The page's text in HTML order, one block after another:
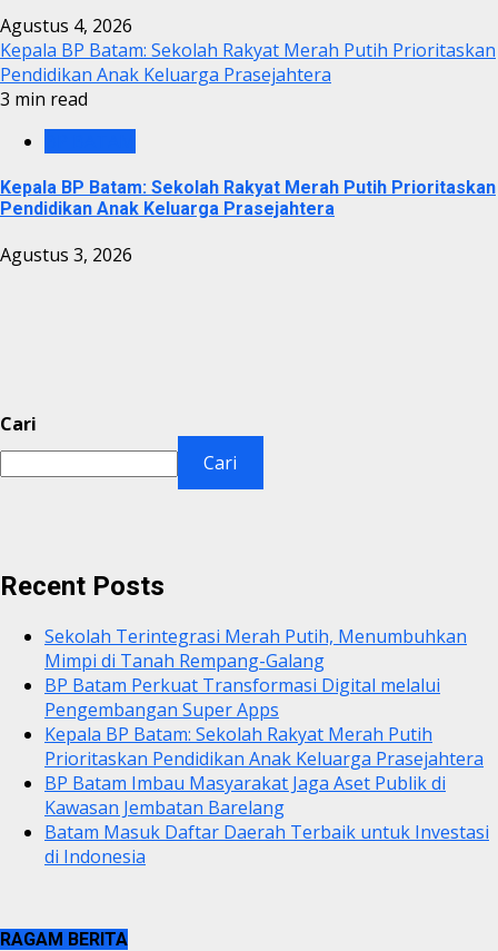
Agustus 4, 2026
Kepala BP Batam: Sekolah Rakyat Merah Putih Prioritaskan
Pendidikan Anak Keluarga Prasejahtera
3 min read
Kepala BP Batam: Sekolah Rakyat Merah Putih Prioritaskan
Pendidikan Anak Keluarga Prasejahtera
Agustus 3, 2026
Cari
Cari
Recent Posts
Sekolah Terintegrasi Merah Putih, Menumbuhkan
Mimpi di Tanah Rempang-Galang
BP Batam Perkuat Transformasi Digital melalui
Pengembangan Super Apps
Kepala BP Batam: Sekolah Rakyat Merah Putih
Prioritaskan Pendidikan Anak Keluarga Prasejahtera
BP Batam Imbau Masyarakat Jaga Aset Publik di
Kawasan Jembatan Barelang
Batam Masuk Daftar Daerah Terbaik untuk Investasi
di Indonesia
RAGAM BERITA